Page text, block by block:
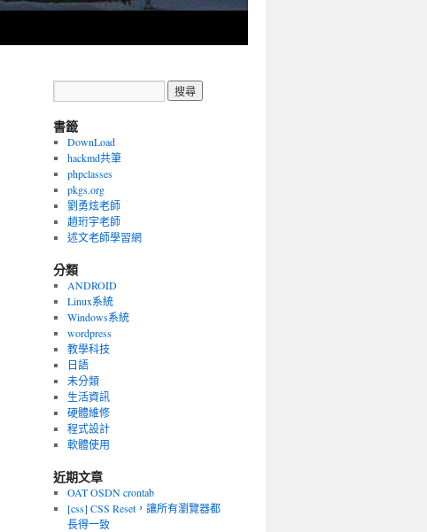
書籤
DownLoad
hackmd共筆
phpclasses
pkgs.org
劉勇炫老師
趙珩宇老師
述文老師學習網
分類
ANDROID
Linux系統
Windows系統
wordpress
教學科技
日語
未分類
生活資訊
硬體維修
程式設計
軟體使用
近期文章
OAT OSDN crontab
[css] CSS Reset，讓所有瀏覽器都
長得一致